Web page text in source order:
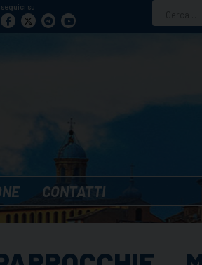
seguici su
per:
CONTATTI